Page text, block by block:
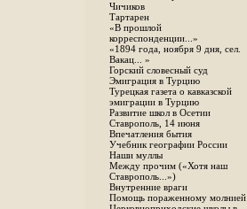
Чичиков
Тартарен
«В прошлой
корреспонденции...»
«1894 года, ноября 9 дня, сел.
Вакац... »
Горский словесный суд
Эмиграция в Турцию
Турецкая газета о кавказской
эмиграции в Турцию
Развитие школ в Осетии
Ставрополь, 14 июня
Впечатления бытия
Учебник географии России
Наши муллы
Между прочим («Хотя наш
Ставрополь...»)
Внутренние враги
Помощь пораженному молнией